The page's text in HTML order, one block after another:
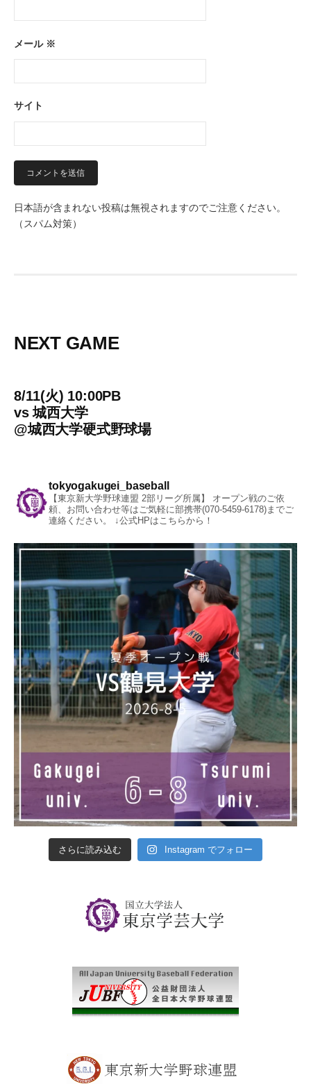
メール ※
サイト
日本語が含まれない投稿は無視されますのでご注意ください。
（スパム対策）
NEXT GAME
8/11(火) 10:00PB
vs城西大学
@城西大学硬式野球場
tokyogakugei_baseball
【東京新大学野球連盟 2部リーグ所属】
オープン戦のご依
頼、お問い合わせ等はご気軽に部携帯(070-5459-6178)までご
連絡ください。
↓公式HPはこちらから！
さらに読み込む Instagram でフォロー